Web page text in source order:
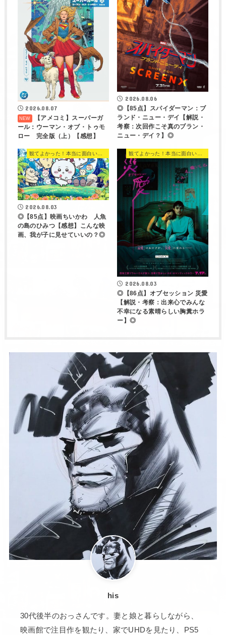
2026.08.07
【アメコミ】スーパーガ
ール：ウーマン・オブ・トゥモ
ロー 完全版（上）【感想】
2026.08.06
◎【85点】スパイダーマン：ブ
ランド・ニュー・デイ【解説・
考察：次回作こそ真のブラン・
ニュー・デイ？】◎
観てよかった！本当に面白い映画 560選
2026.08.03
◎【85点】映画ちいかわ 人魚
の島のひみつ【感想】こんな映
画、我が子に見せていいの？◎
観てよかった！本当に面白い映画 560選
2026.08.03
◎【86点】オブセッション 災愛
【解説・考察：出来心でみんな
不幸になる素晴らしい胸糞ホラ
ー】◎
his
30代後半のおっさんです。妻と娘と暮らしながら、
映画館で注目作を観たり、家でUHDを見たり、PS5